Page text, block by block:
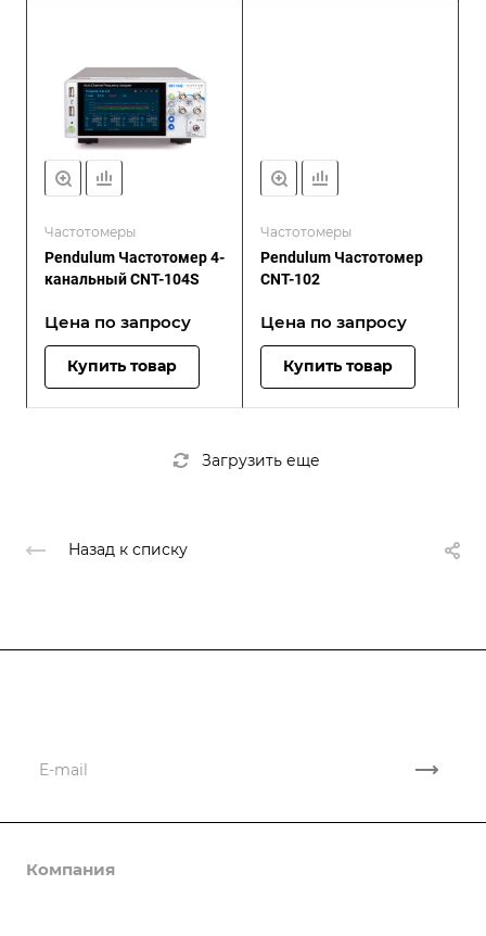
Частотомеры
Pendulum Частотомер 4-
канальный CNT-104S
Цена по запросу
Купить товар
Частотомеры
Pendulum Частотомер
CNT-102
Цена по запросу
Купить товар
Загрузить еще
Назад к списку
Компания